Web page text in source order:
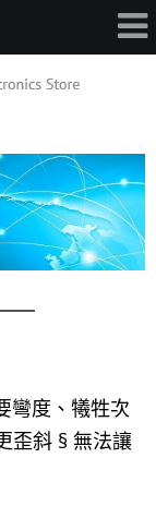
彎度、犧牲次
歪斜 § 無法讓